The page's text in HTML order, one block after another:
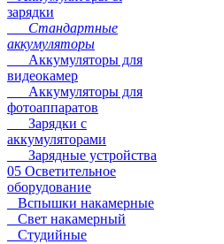
зарядки
Стандартные
аккумуляторы
Аккумуляторы для
видеокамер
Аккумуляторы для
фотоаппаратов
Зарядки с
аккумуляторами
Зарядные устройства
05 Осветительное
оборудование
Вспышки накамерные
Свет накамерный
Студийные